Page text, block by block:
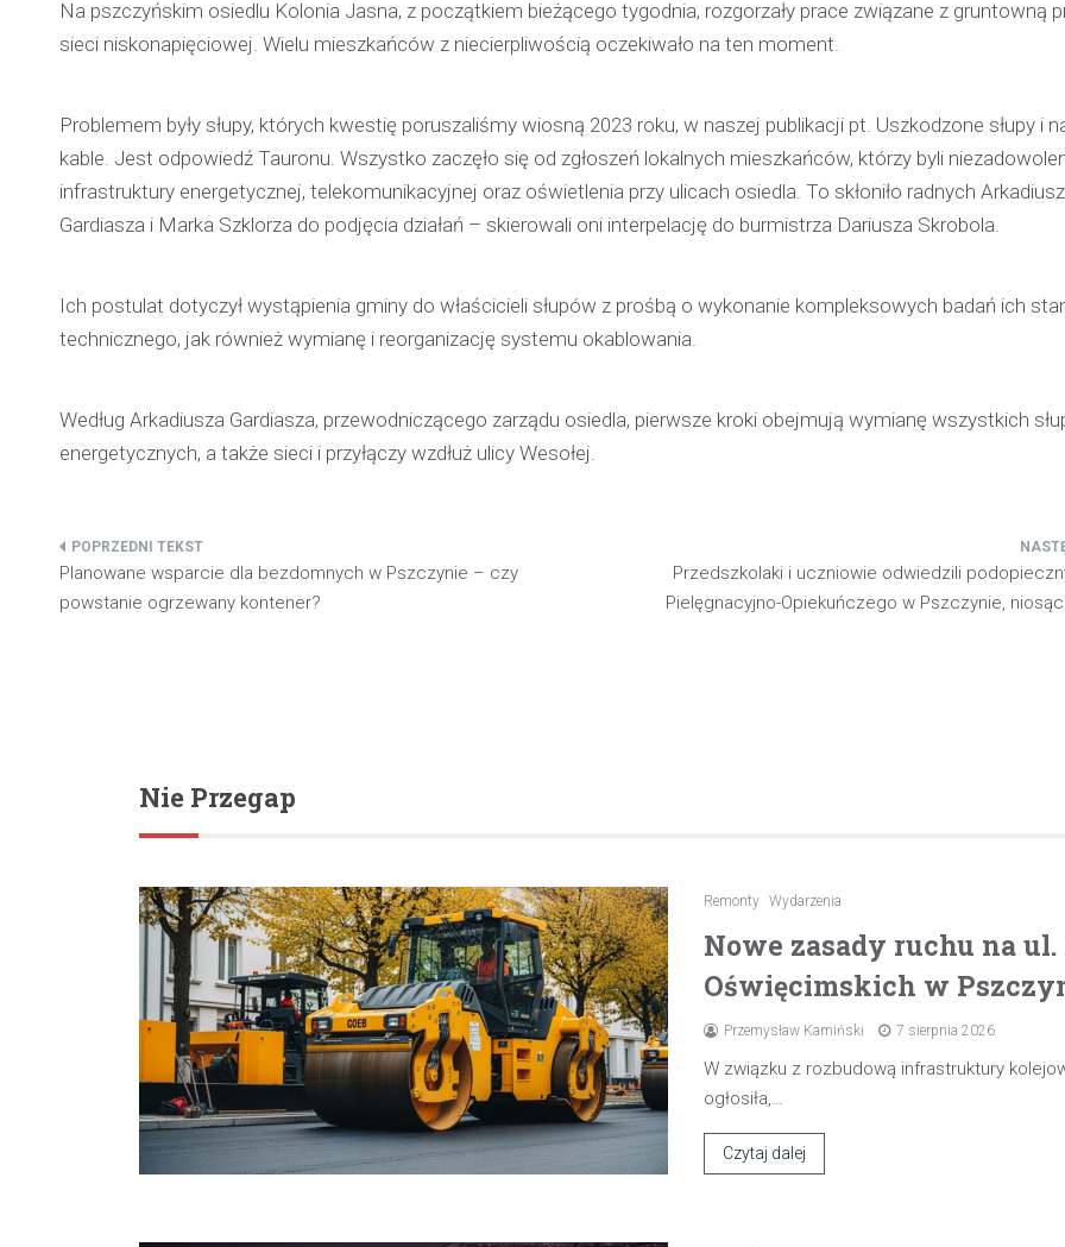
Na pszczyńskim osiedlu Kolonia Jasna, z początkiem bieżącego tygodnia, rozgorzały prace związane z gruntowną
sieci niskonapięciowej. Wielu mieszkańców z niecierpliwością oczekiwało na ten moment.
Problemem były słupy, których kwestię poruszaliśmy wiosną 2023 roku, w naszej publikacji pt. Uszkodzone słupy i
kable. Jest odpowiedź Tauronu. Wszystko zaczęło się od zgłoszeń lokalnych mieszkańców, którzy byli
infrastruktury energetycznej, telekomunikacyjnej oraz oświetlenia przy ulicach osiedla. To skłoniło radnych
Gardiasza i Marka Szklorza do podjęcia działań – skierowali oni interpelację do burmistrza Dariusza Skrobola.
Ich postulat dotyczył wystąpienia gminy do właścicieli słupów z prośbą o wykonanie kompleksowych badań ich
technicznego, jak również wymianę i reorganizację systemu okablowania.
Według Arkadiusza Gardiasza, przewodniczącego zarządu osiedla, pierwsze kroki obejmują wymianę wszystkich
energetycznych, a także sieci i przyłączy wzdłuż ulicy Wesołej.
Nawigacja
wpisu
Planowane wsparcie dla bezdomnych w Pszczynie – czy
powstanie ogrzewany kontener?
Przedszkolaki i uczniowie odwiedzili
Pielęgnacyjno-Opiekuńczego w Pszczynie,
Kronika policyjna
W trakcie podróży drogą S1
w kierunku Woli, funkcjonariusz
bielskiej jednostki prewencji,
Nie Przegap
Remonty Wydarzenia
Nowe zasady ruchu na
Oświęcimskich w
Przemysław Kamiński 7 sierpnia 2026
W związku z rozbudową infrastruktury
ogłosiła,…
Czytaj dalej